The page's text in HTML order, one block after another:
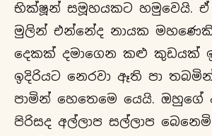
භික්ෂූන් සමූහයකට හමුවෙයි. ඒ
මුලින් එන්නේද නායක
දෙකක් දමාගෙන කළු කුඩයක්
ඉදිරියට නෙරවා ඈති පා
පාමින් හෙතෙමෙ යෙයි. ඔහුගේ
පිරිසද අල්ලාප සල්ලාප